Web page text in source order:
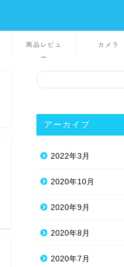
商品レビュ
ー
カメラ
アーカイブ
2022年3月
2020年10月
2020年9月
2020年8月
2020年7月